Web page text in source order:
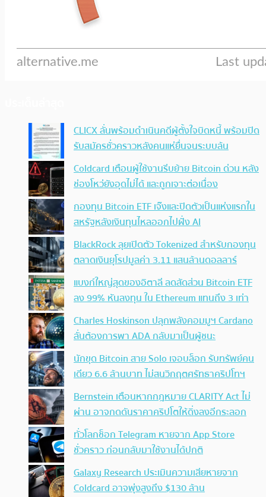
CLICX ลั่นพร้อมดำเนินคดีผู้ตั้งใจบิดหนี้ พร้อมปิด
รับสมัครชั่วคราวหลังคนแห่ยื่นจนระบบล้น
Coldcard เตือนผู้ใช้งานรีบย้าย Bitcoin ด่วน หลัง
ช่องโหว่ยังอุดไม่ได้ และถูกเจาะต่อเนื่อง
กองทุน Bitcoin ETF เจ๊งและปิดตัวเป็นแห่งแรกใน
สหรัฐหลังเงินทุนไหลออกไปฝั่ง AI
BlackRock ลุยเปิดตัว Tokenized สำหรับกองทุน
ตลาดเงินยุโรปมูลค่า 3.11 แสนล้านดอลลาร์
แบงก์ใหญ่สุดของอิตาลี ลดสัดส่วน Bitcoin ETF
ลง 99% หันลงทุน ใน Ethereum แทนถึง 3 เท่า
Charles Hoskinson ปลุกพลังคอมมูฯ Cardano
ลั่นต้องการพา ADA กลับมาเป็นผู้ชนะ
นักขุด Bitcoin สาย Solo เจอบล็อก รับทรัพย์คน
เดียว 6.6 ล้านบาท ไม่สนวิกฤตศรัทธาคริปโทฯ
Bernstein เตือนหากกฎหมาย CLARITY Act ไม่
ผ่าน อาจกดดันราคาคริปโตให้ดิ่งลงอีกระลอก
ทั่วโลกช็อก Telegram หายจาก App Store
ชั่วคราว ก่อนกลับมาใช้งานได้ปกติ
Galaxy Research ประเมินความเสียหายจาก
Coldcard อาจพุ่งสูงถึง $130 ล้าน